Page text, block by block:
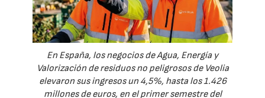
En España, los negocios de Agua, Energía y
Valorización de residuos no peligrosos de Veolia
elevaron sus ingresos un 4,5%, hasta los 1.426
millones de euros, en el primer semestre del